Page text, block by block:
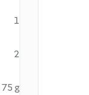
1
2
75 g